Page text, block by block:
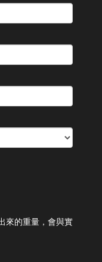
來的重量，會與實